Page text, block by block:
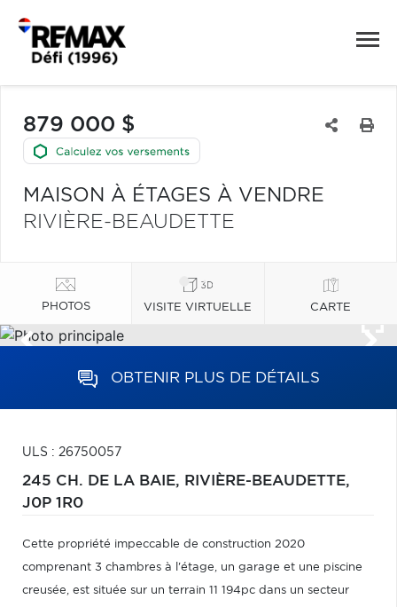
879 000 $
MAISON À ÉTAGES À VENDRE
RIVIÈRE-BEAUDETTE
PHOTOS VISITE VIRTUELLE CARTE
OBTENIR PLUS DE DÉTAILS
ULS : 26750057
245 CH. DE LA BAIE, RIVIÈRE-BEAUDETTE,
J0P 1R0
Cette propriété impeccable de construction 2020
comprenant 3 chambres à l'étage, un garage et une piscine
creusée, est située sur un terrain 11 194pc dans un secteur